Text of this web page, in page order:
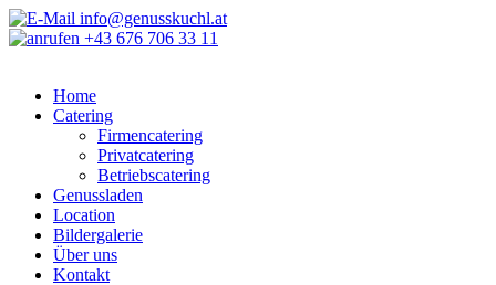
info@genusskuchl.at
+43 676 706 33 11
Home
Catering
Firmencatering
Privatcatering
Betriebscatering
Genussladen
Location
Bildergalerie
Über uns
Kontakt